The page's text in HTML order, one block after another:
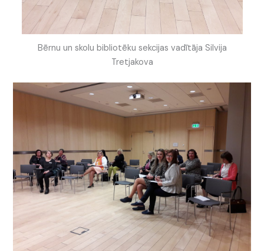
Bērnu un skolu bibliotēku sekcijas vadītāja Silvija
Tretjakova